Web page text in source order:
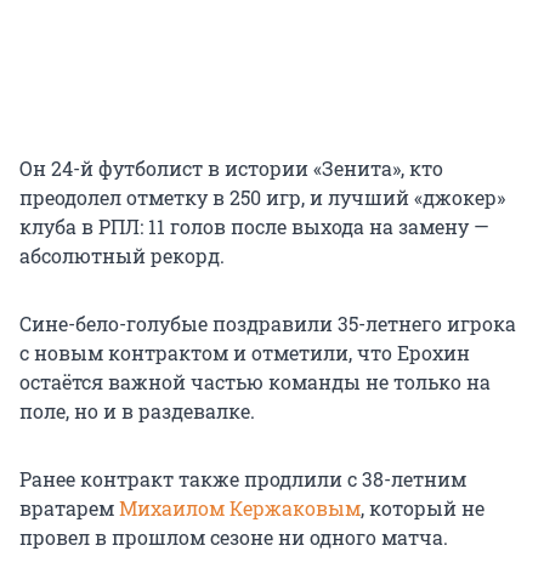
Он 24-й футболист в истории «Зенита», кто
преодолел отметку в250 игр, и лучший «джокер»
клуба в РПЛ: 11 головпосле выхода на замену —
абсолютный рекорд.
Сине-бело-голубые поздравили 35-летнего игрока
с новым контрактом и отметили, что Ерохин
остаётся важной частью команды не только на
поле, но и в раздевалке.
Ранее контракт также продлили с 38-летним
вратаремМихаилом Кержаковым, который не
провел в прошлом сезоне ни одного матча.